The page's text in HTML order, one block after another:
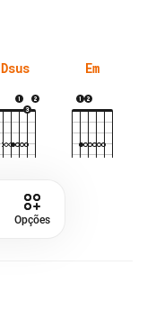
Dsus Em
Opções